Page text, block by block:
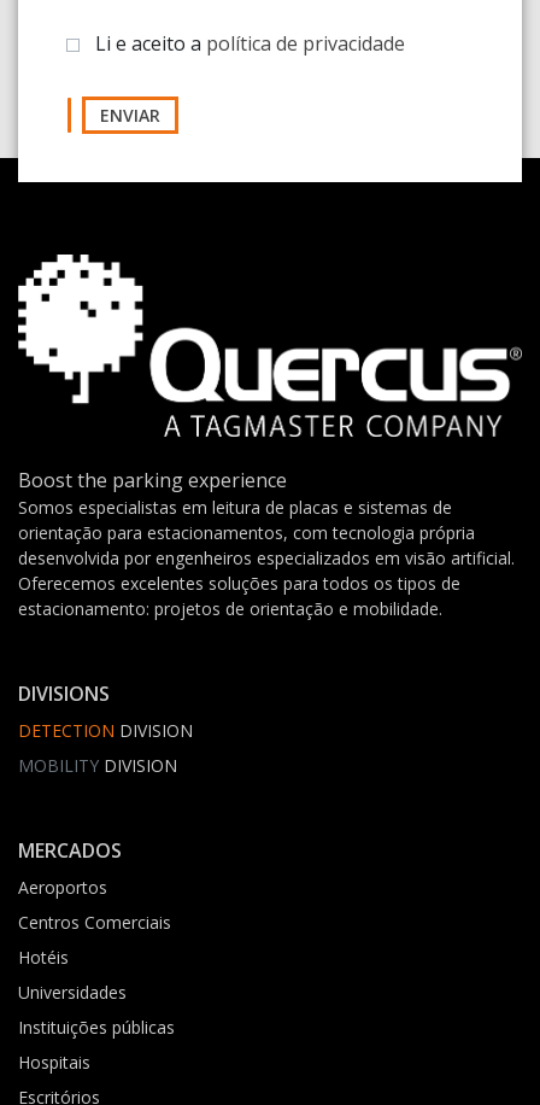
Li e aceito a política de privacidade
ENVIAR
Boost the parking experience
Somos especialistas em leitura de placas e sistemas de
orientação para estacionamentos, com tecnologia própria
desenvolvida por engenheiros especializados em visão artificial.
Oferecemos excelentes soluções para todos os tipos de
estacionamento: projetos de orientação e mobilidade.
DIVISIONS
DETECTION DIVISION
MOBILITY DIVISION
MERCADOS
Aeroportos
Centros Comerciais
Hotéis
Universidades
Instituições públicas
Hospitais
Escritórios